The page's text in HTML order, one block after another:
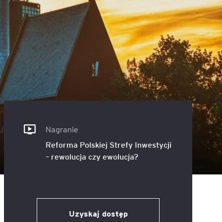
ACCA - Master’s Degree in
Finance and Accounting - SGH
MSSF w praktyce – studia
podyplomowe
International Finance – studia
podyplomowe
podyplomowe
Administration w Dąbrowie
Accounting Explained:
Nieoczywiste przypadki
księgowe
Kawa z Ekspertem
People&Culture – podręczny
niezbędnik w świecie HR
Nagranie
Reforma Polskiej Strefy Inwestycji
– rewolucja czy ewolucja?
Uzyskaj dostęp